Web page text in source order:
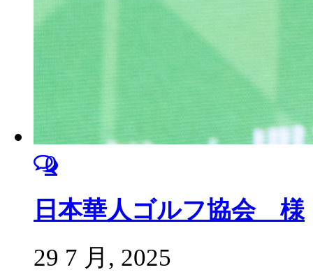
0
日本華人ゴルフ協会 様
29 7 月, 2025